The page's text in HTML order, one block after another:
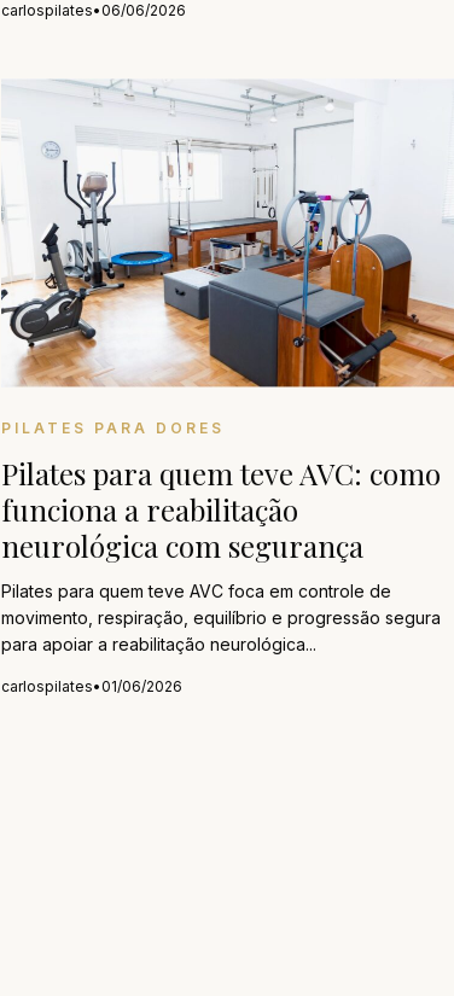
carlospilates•06/06/2026
PILATES PARA DORES
Pilates para quem teve AVC: como
funciona a reabilitação
neurológica com segurança
Pilates para quem teve AVC foca em controle de
movimento, respiração, equilíbrio e progressão segura
para apoiar a reabilitação neurológica...
carlospilates•01/06/2026